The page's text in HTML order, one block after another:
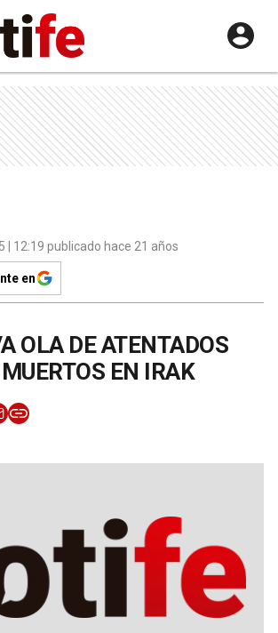
| 12:19 publicado hace 21 años
en
OLA DE ATENTADOS
EN IRAK